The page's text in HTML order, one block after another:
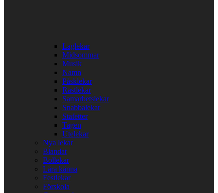
Laglekar
Midsommar
Musik
Namn
Påsklekar
Rastlekar
Samarbetslekar
Snabbalekar
Stafetter
Tagen
Utelekar
Nya lekar
Blandat
Bollekar
Lära känna
Festlekar
Förskola